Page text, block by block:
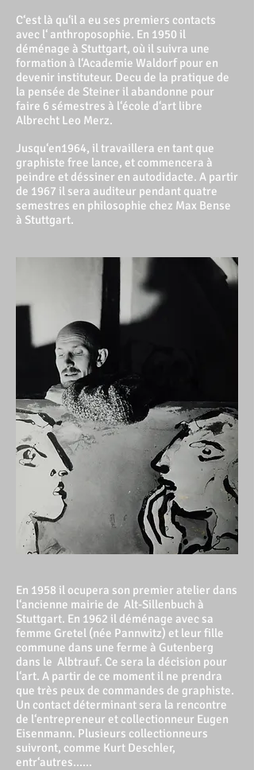
C‘est là qu‘il a eu ses premiers contacts
avec l‘ anthroposophie. En 1950 il
déménage à Stuttgart, où il suivra une
formation à l‘Academie Waldorf pour en
devenir instituteur. Decu de la pratique de
la pensée de Steiner il abandonne pour
faire 6 sémestres à l‘école d‘art libre
Albrecht Leo Merz.
Jusqu‘en1964, il travaillera en tant que
graphiste free lance, et commencera à
peindre et déssiner en autodidacte. A partir
de 1967 il sera auditeur pendant quatre
semestres en philosophie chez Max Bense
à Stuttgart.
En 1958 il ocupera son premier atelier dans
l‘ancienne mairie de Alt-Sillenbuch à
Stuttgart. En 1962 il déménage avec sa
femme Gretel (née Pannwitz) et leur fille
commune dans une ferme à Gutenberg
dans le Albtrauf. Ce sera la décision pour
l‘art. A partir de ce moment il ne prendra
que très peux de commandes de graphiste.
Un contact déterminant sera la rencontre
de l‘entrepreneur et collectionneur Eugen
Eisenmann. Plusieurs collectionneurs
suivront, comme Kurt Deschler,
entr‘autres......